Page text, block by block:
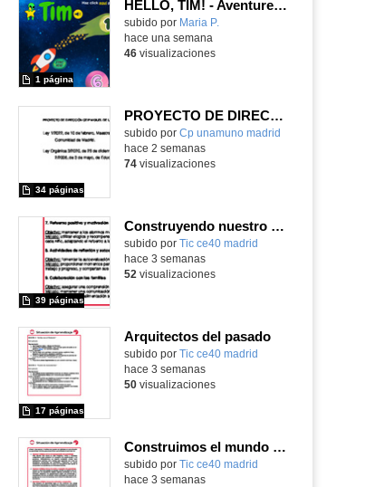
HELLO, TIM! - Aventureros digitales
Contenido educativo.
subido por Maria P.
1 página
hace una semana
46visualizaciones
PROYECTO DE DIRECCIÓN
Contenido educativo.
subido por Cp unamuno madrid
34 páginas
hace 2 semanas
74visualizaciones
Construyendo nuestro parque de atracciones
subido por Tic ce40 madrid
39 páginas
hace 3 semanas
52 visualizaciones
Arquitectos del pasado
subido por Tic ce40 madrid
17 páginas
hace 3 semanas
50visualizaciones
Construimos el mundo con LEGO
subido por Tic ce40 madrid
hace 3 semanas